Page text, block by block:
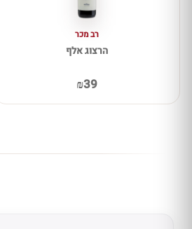
רב מכר
הרצוג אלף
₪39